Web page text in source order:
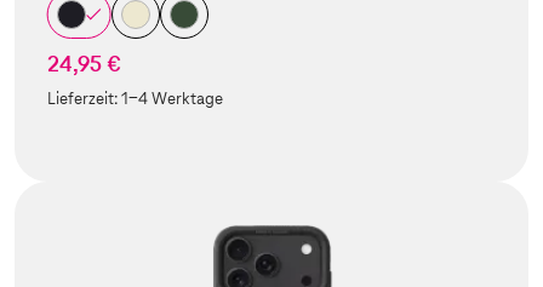
24,95 €
Lieferzeit:1-4 Werktage